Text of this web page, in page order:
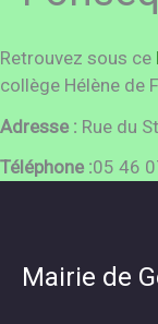
Retrouvez sous ce
collège Hélène de
Adresse : Rue du
Téléphone :05 46
Mairie de